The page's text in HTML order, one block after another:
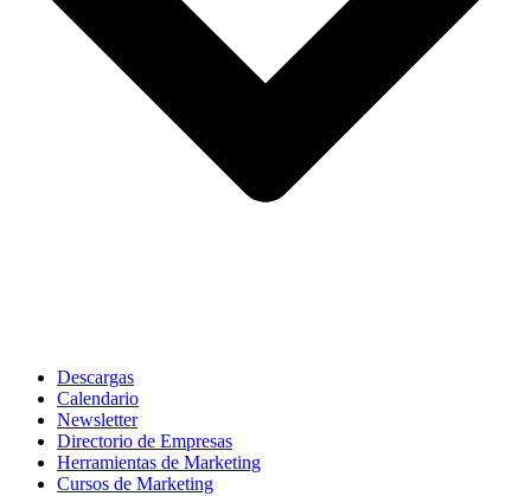
Descargas
Calendario
Newsletter
Directorio de Empresas
Herramientas de Marketing
Cursos de Marketing